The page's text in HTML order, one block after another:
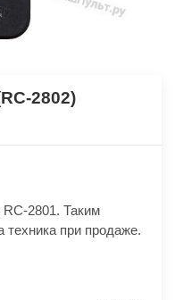
2802)
RC-2801. Таким
техника при продаже.